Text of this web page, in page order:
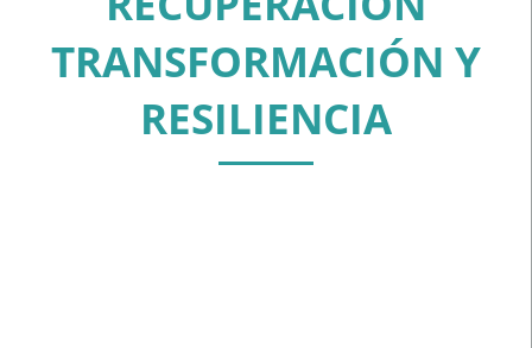
TRANSFORMACIÓN Y
RESILIENCIA